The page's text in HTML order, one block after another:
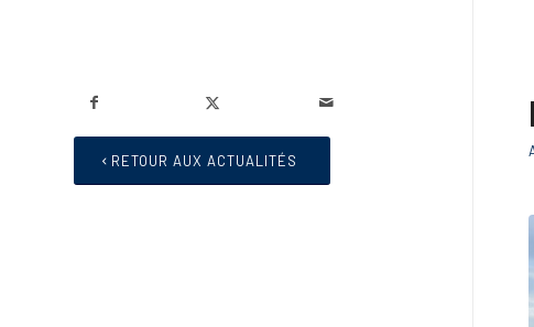
RETOUR AUX ACTUALITÉS